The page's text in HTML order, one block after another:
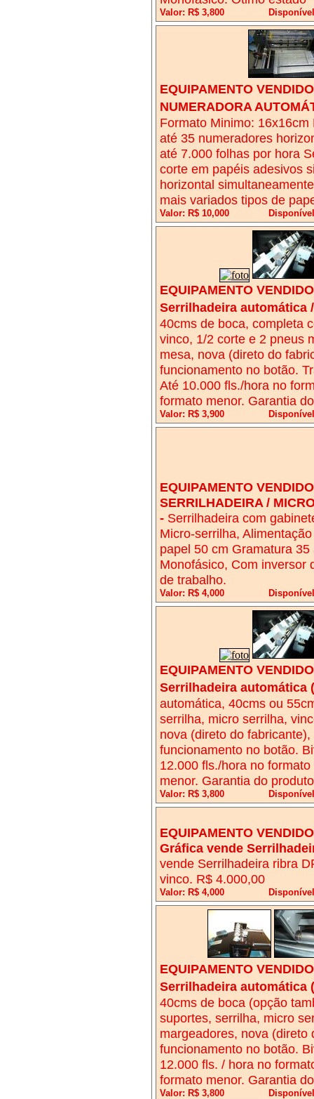
Valor: R$ 3,800
EQUIPAMENTO
NUMERADORA
Formato Minimo:
até 35 numeradores
até 7.000 folhas por hora
corte em papéis adesivos
horizontal
mais variados tipos de
Valor: R$ 10,000
EQUIPAMENTO
Serrilhadeira automática
40cms de boca, completa
vinco, 1/2 corte e 2 pneus
mesa, nova (direto do
funcionamento no botão.
Até 10.000 fls./hora no
formato menor. Garantia
Valor: R$ 3,900
EQUIPAMENTO
SERRILHADEIRA /
- Serrilhadeira com
Micro-serrilha,
papel 50 cm Gramatura
Monofásico, Com inversor
de trabalho.
Valor: R$ 4,000
EQUIPAMENTO
Serrilhadeira automática
automática, 40cms ou
serrilha, micro serrilha,
nova (direto do
funcionamento no botão.
12.000 fls./hora no
menor. Garantia do
Valor: R$ 3,800
EQUIPAMENTO
Gráfica vende
vende Serrilhadeira ribra
vinco. R$ 4.000,00
Valor: R$ 4,000
EQUIPAMENTO
Serrilhadeira automática
40cms de boca (opção
suportes, serrilha, micro
margeadores, nova (direto
funcionamento no botão.
12.000 fls. / hora no
formato menor. Garantia
Valor: R$ 3,800